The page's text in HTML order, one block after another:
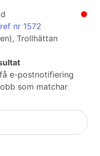
●
nr 1572
Trollhättan
e-postnotifiering
som matchar